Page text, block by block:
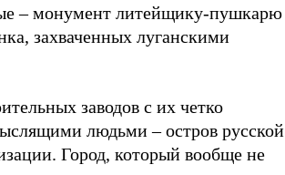
– монумент литейщику-пушкарю
захваченных луганскими
заводов с их четко
людьми – остров русской
Город, который вообще не